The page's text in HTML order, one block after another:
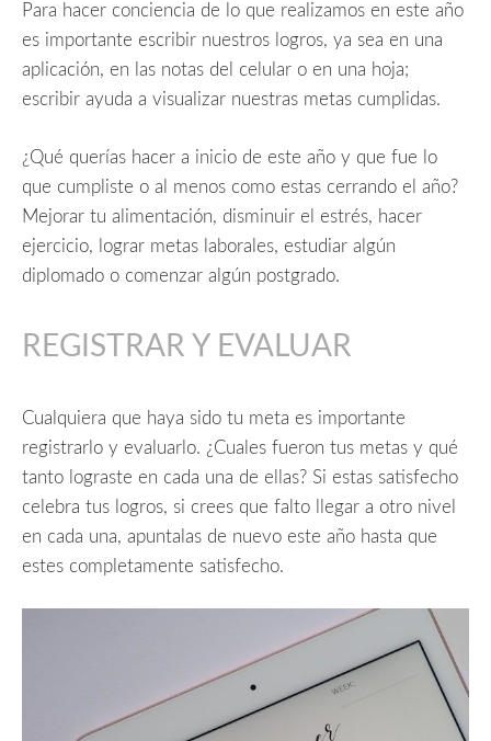
Para hacer conciencia de lo que realizamos en este año
es importante escribir nuestros logros, ya sea en una
aplicación, en las notas del celular o en una hoja;
escribir ayuda a visualizar nuestras metas cumplidas.
¿Qué querías hacer a inicio de este año y que fue lo
que cumpliste o al menos como estas cerrando el año?
Mejorar tu alimentación, disminuir el estrés, hacer
ejercicio, lograr metas laborales, estudiar algún
diplomado o comenzar algún postgrado.
REGISTRAR Y EVALUAR
Cualquiera que haya sido tu meta es importante
registrarlo y evaluarlo. ¿Cuales fueron tus metas y qué
tanto lograste en cada una de ellas? Si estas satisfecho
celebra tus logros, si crees que falto llegar a otro nivel
en cada una, apuntalas de nuevo este año hasta que
estes completamente satisfecho.